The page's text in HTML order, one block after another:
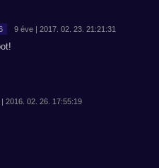
9 éve | 2017. 02. 23. 21:21:31
| 2016. 02. 26. 17:55:19